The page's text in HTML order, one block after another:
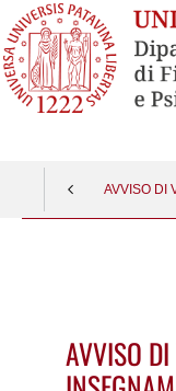
AVVISO DI
AVVISO